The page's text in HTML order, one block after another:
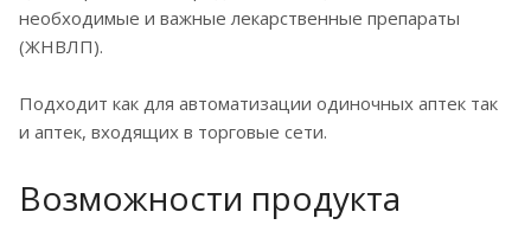
необходимые и важные лекарственные препараты
(ЖНВЛП).
Подходит как для автоматизации одиночных аптек так
и аптек, входящих в торговые сети.
Возможности продукта